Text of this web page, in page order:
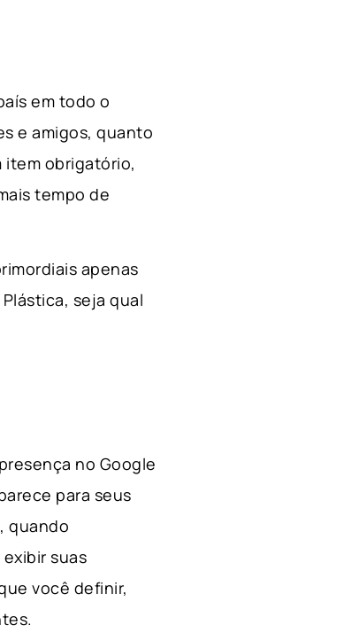
em todo o
e amigos, quanto
item obrigatório,
tempo de
apenas
seja qual
no Google
para seus
quando
suas
você definir,